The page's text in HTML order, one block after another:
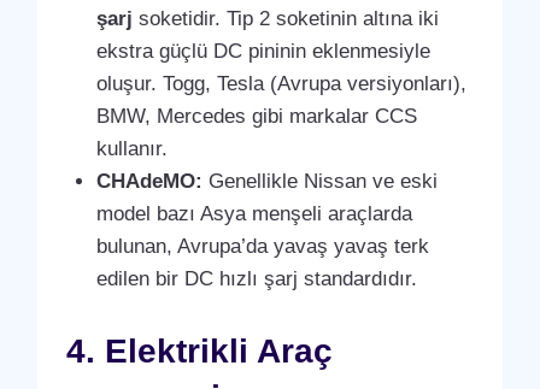
şarj soketidir. Tip 2 soketinin altına iki
ekstra güçlü DC pininin eklenmesiyle
oluşur. Togg, Tesla (Avrupa versiyonları),
BMW, Mercedes gibi markalar CCS
kullanır.
CHAdeMO: Genellikle Nissan ve eski
model bazı Asya menşeli araçlarda
bulunan, Avrupa’da yavaş yavaş terk
edilen bir DC hızlı şarj standardıdır.
4. Elektrikli Araç